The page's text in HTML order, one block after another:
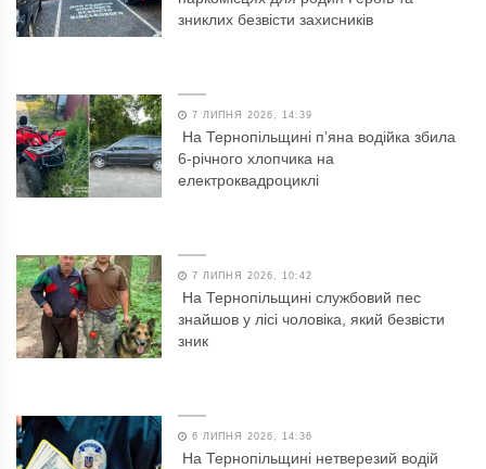
зниклих безвісти захисників
7 ЛИПНЯ 2026, 14:39
На Тернопільщині п’яна водійка збила
6-річного хлопчика на
електроквадроциклі
7 ЛИПНЯ 2026, 10:42
На Тернопільщині службовий пес
знайшов у лісі чоловіка, який безвісти
зник
6 ЛИПНЯ 2026, 14:36
На Тернопільщині нетверезий водій